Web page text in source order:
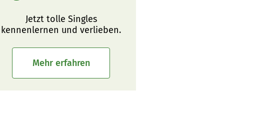
Jetzt tolle Singles
kennenlernen und verlieben.
Mehr erfahren